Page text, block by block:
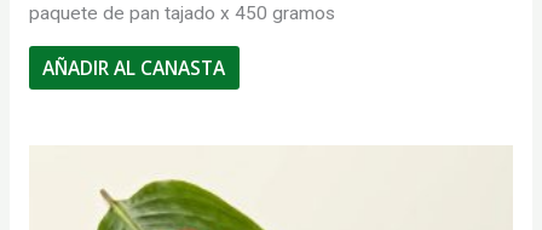
paquete de pan tajado x 450 gramos
AÑADIR AL CANASTA